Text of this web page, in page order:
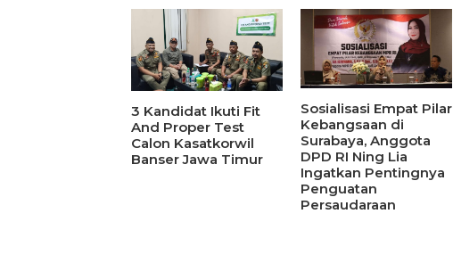
3 Kandidat Ikuti Fit
And Proper Test
Calon Kasatkorwil
Banser Jawa Timur
Sosialisasi Empat Pilar
Kebangsaan di
Surabaya, Anggota
DPD RI Ning Lia
Ingatkan Pentingnya
Penguatan
Persaudaraan